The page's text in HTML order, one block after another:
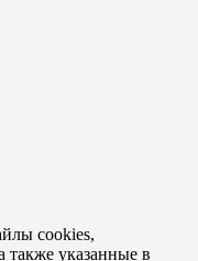
cookies,
также указанные в